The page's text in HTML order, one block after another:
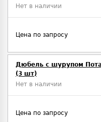
Нет в наличии
Цена по запросу
Дюбель с шурупом
(3 шт)
Нет в наличии
Цена по запросу